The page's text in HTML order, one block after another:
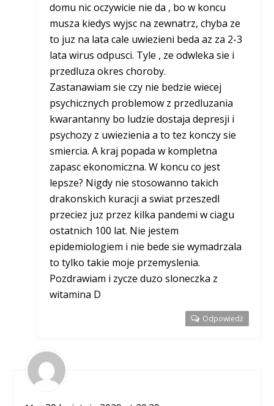
domu nic oczywicie nie da , bo w koncu
musza kiedys wyjsc na zewnatrz, chyba ze
to juz na lata cale uwiezieni beda az za 2-3
lata wirus odpusci. Tyle , ze odwleka sie i
przedluza okres choroby.
Zastanawiam sie czy nie bedzie wiecej
psychicznych problemow z przedluzania
kwarantanny bo ludzie dostaja depresji i
psychozy z uwiezienia a to tez konczy sie
smiercia. A kraj popada w kompletna
zapasc ekonomiczna. W koncu co jest
lepsze? Nigdy nie stosowanno takich
drakonskich kuracji a swiat przeszedl
przeciez juz przez kilka pandemi w ciagu
ostatnich 100 lat. Nie jestem
epidemiologiem i nie bede sie wymadrzala
to tylko takie moje przemyslenia.
Pozdrawiam i zycze duzo sloneczka z
witamina D
Odpowiedź